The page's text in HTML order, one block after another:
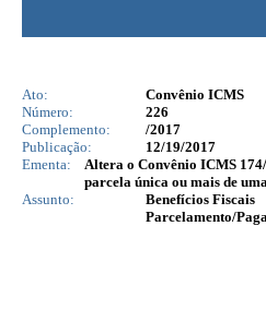
Ato:
Convênio ICMS
Número:
226
Complemento:
/2017
Publicação:
12/19/2017
Ementa:
Altera o Convênio ICMS
parcela única ou mais de
Assunto:
Benefícios Fiscais
Parcelamento/